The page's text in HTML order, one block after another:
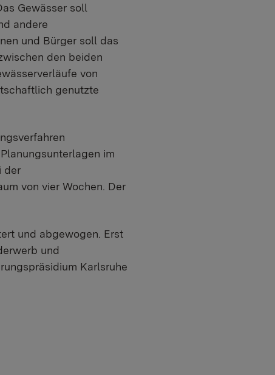
Gewässer soll
andere
und Bürger soll das
den beiden
von
genutzte
im
der
von vier Wochen. Der
und abgewogen. Erst
und
Karlsruhe